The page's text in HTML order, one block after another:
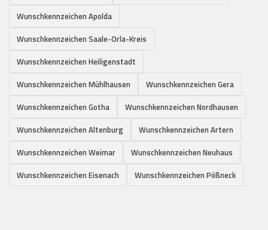
Wunschkennzeichen Apolda
Wunschkennzeichen Saale-Orla-Kreis
Wunschkennzeichen Heiligenstadt
Wunschkennzeichen Mühlhausen
Wunschkennzeichen Gera
Wunschkennzeichen Gotha
Wunschkennzeichen Nordhausen
Wunschkennzeichen Altenburg
Wunschkennzeichen Artern
Wunschkennzeichen Weimar
Wunschkennzeichen Neuhaus
Wunschkennzeichen Eisenach
Wunschkennzeichen Pößneck